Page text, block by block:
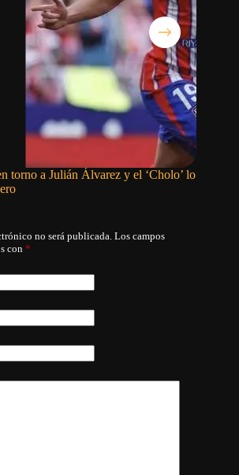
torno a Julián Álvarez y el ‘Cholo’ lo
no será publicada. Los campos
con *